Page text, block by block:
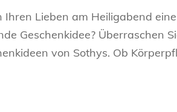
Lieben am Heiligabend
Geschenkidee? Überraschen
von Sothys. Ob